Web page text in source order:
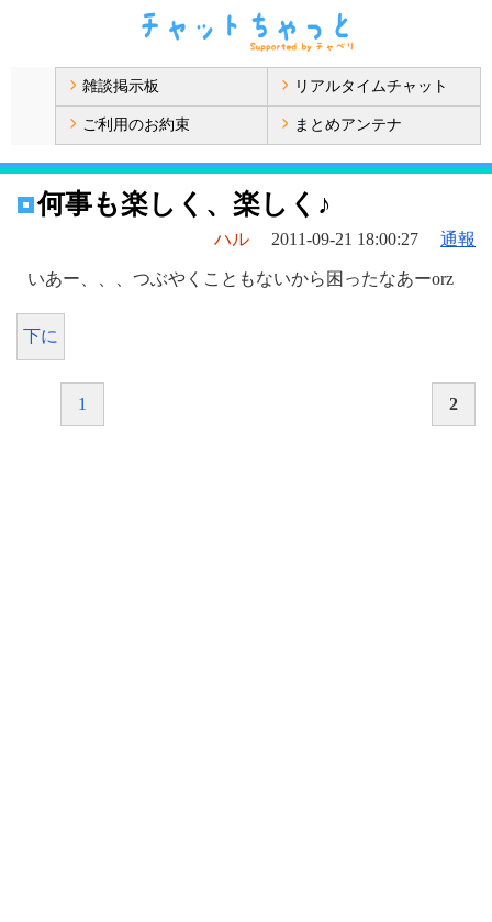
雑談掲示板 リアルタイムチャット
ご利用のお約束 まとめアンテナ
何事も楽しく、楽しく♪
ハル 2011-09-21 18:00:27 通報
いあー、、、つぶやくこともないから困ったなあーorz
下に
1 2